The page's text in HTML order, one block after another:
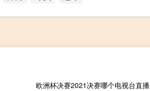
欧洲杯决赛2021决赛哪个电视台直播